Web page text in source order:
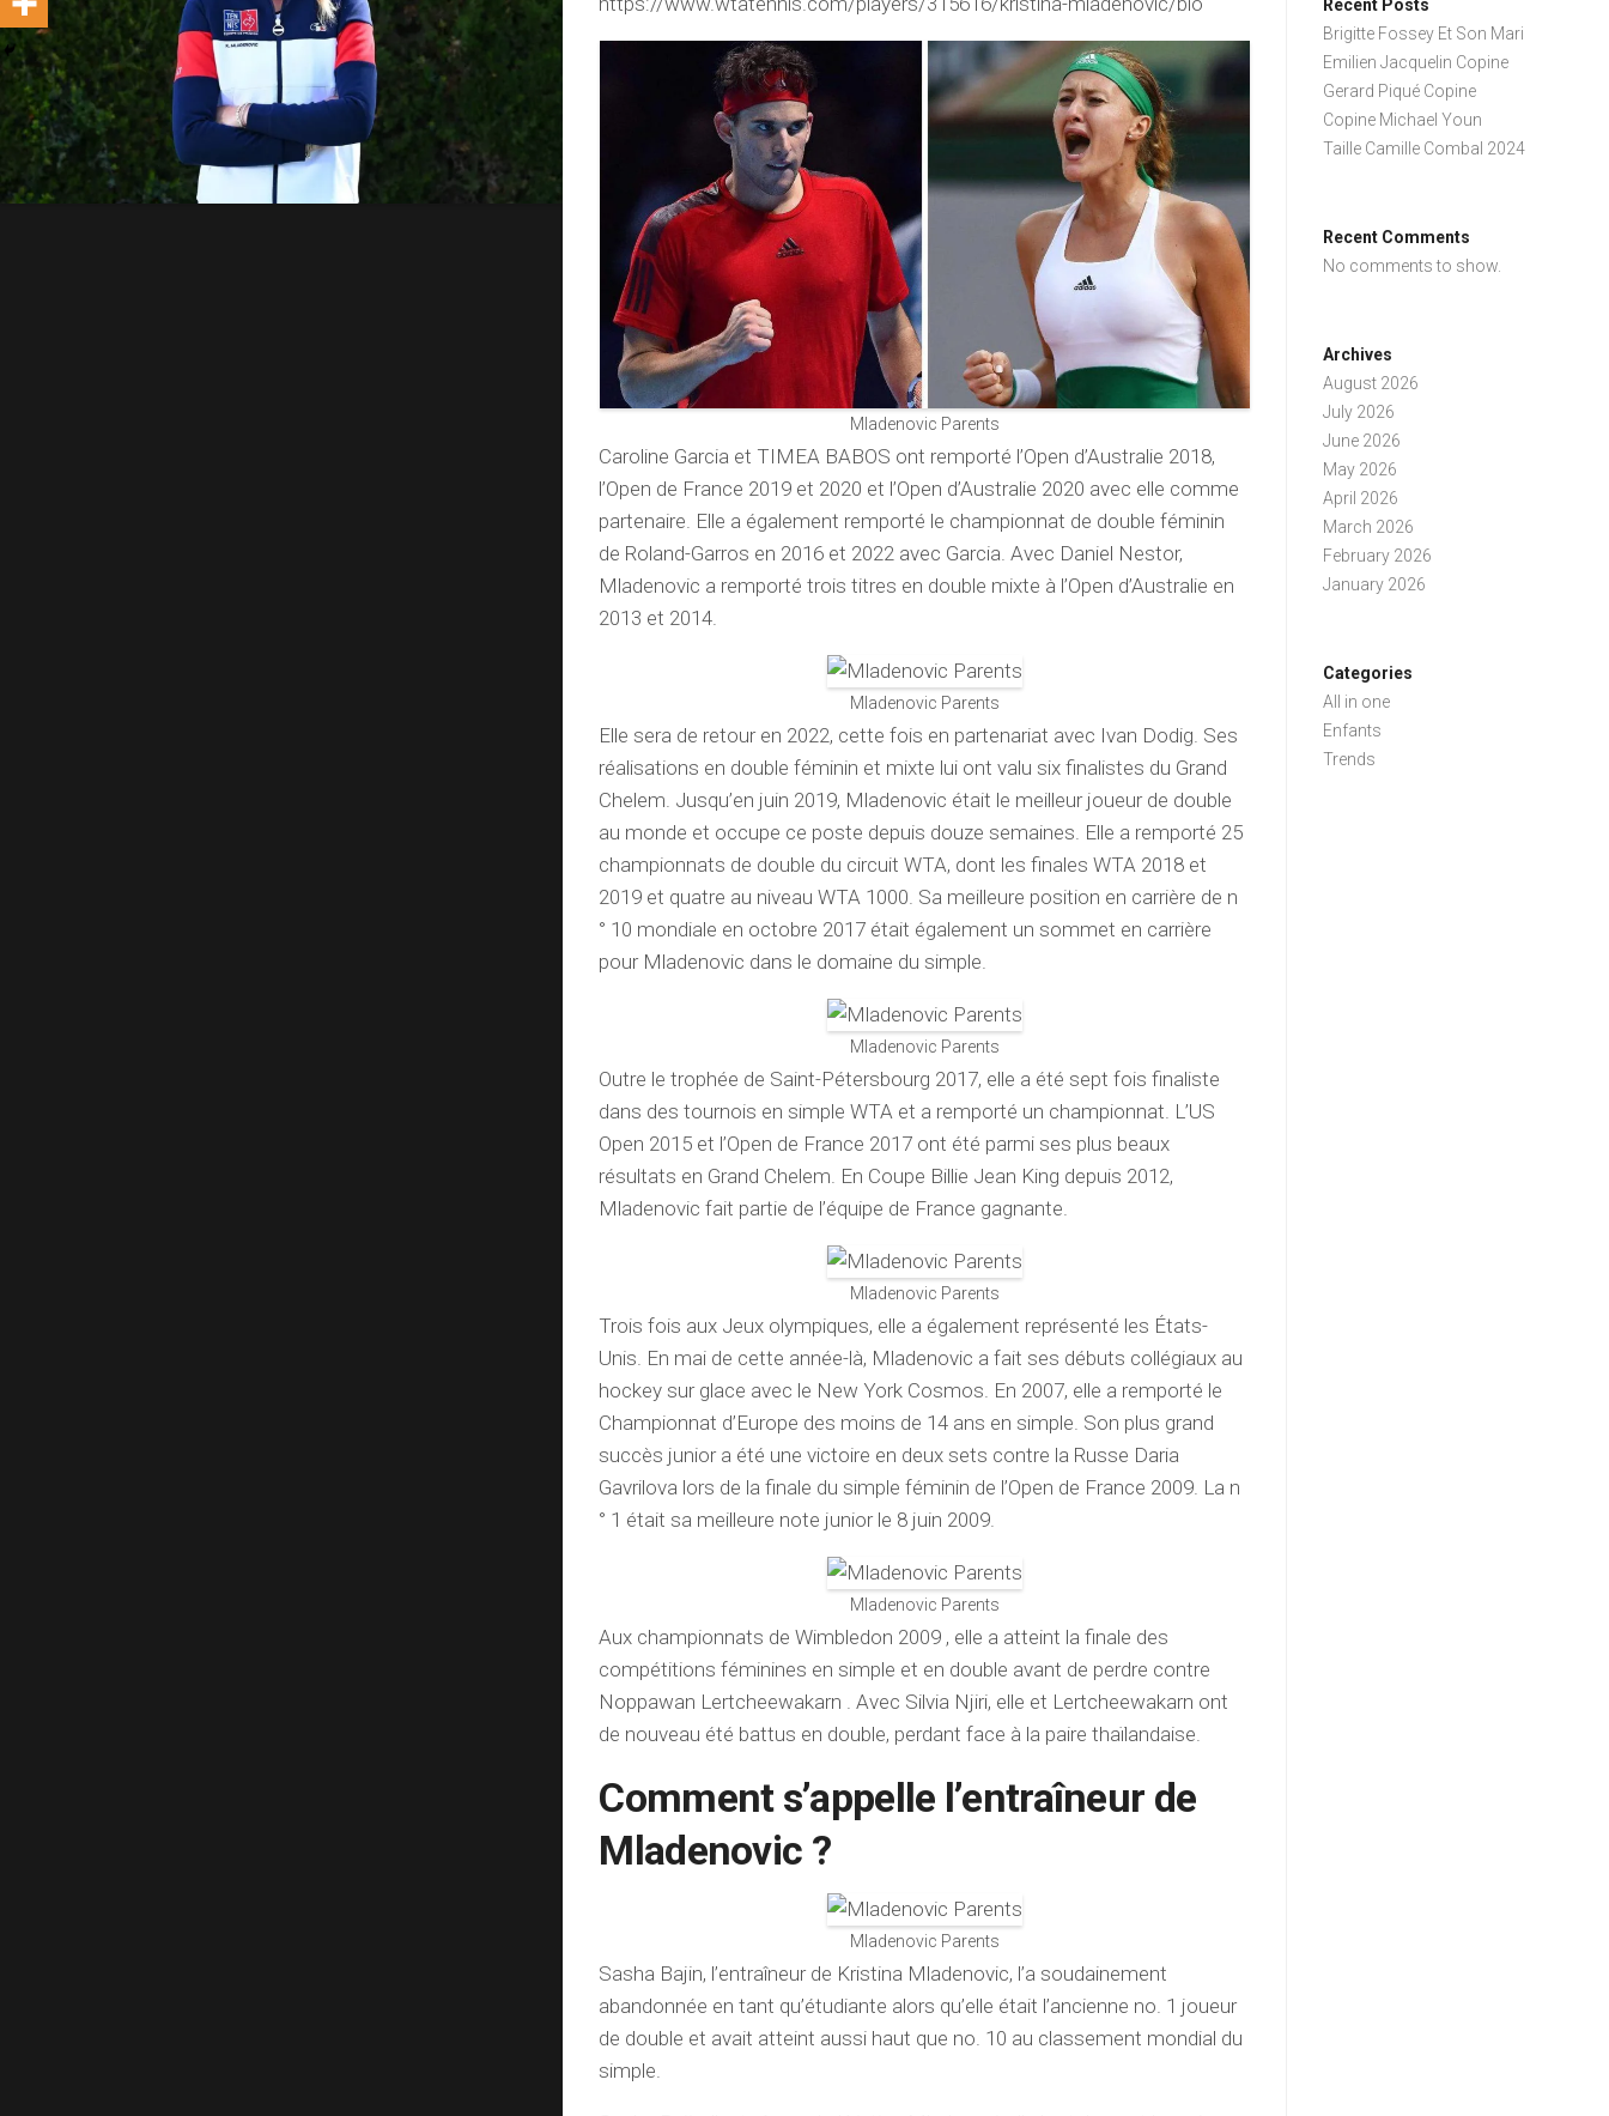
Mladenovic Parents
Caroline Garcia et TIMEA BABOS ont remporté l’Open d’Australie 2018,
l’Open de France 2019 et 2020 et l’Open d’Australie 2020 avec elle comme
partenaire. Elle a également remporté le championnat de double féminin
de Roland-Garros en 2016 et 2022 avec Garcia. Avec Daniel Nestor,
Mladenovic a remporté trois titres en double mixte à l’Open d’Australie en
2013 et 2014.
Mladenovic Parents
Elle sera de retour en 2022, cette fois en partenariat avec Ivan Dodig. Ses
réalisations en double féminin et mixte lui ont valu six finalistes du Grand
Chelem. Jusqu’en juin 2019, Mladenovic était le meilleur joueur de double
au monde et occupe ce poste depuis douze semaines. Elle a remporté 25
championnats de double du circuit WTA, dont les finales WTA 2018 et
2019 et quatre au niveau WTA 1000. Sa meilleure position en carrière de n
° 10 mondiale en octobre 2017 était également un sommet en carrière
pour Mladenovic dans le domaine du simple.
Mladenovic Parents
Outre le trophée de Saint-Pétersbourg 2017, elle a été sept fois finaliste
dans des tournois en simple WTA et a remporté un championnat. L’US
Open 2015 et l’Open de France 2017 ont été parmi ses plus beaux
résultats en Grand Chelem. En Coupe Billie Jean King depuis 2012,
Mladenovic fait partie de l’équipe de France gagnante.
Mladenovic Parents
Trois fois aux Jeux olympiques, elle a également représenté les États-
Unis. En mai de cette année-là, Mladenovic a fait ses débuts collégiaux au
hockey sur glace avec le New York Cosmos. En 2007, elle a remporté le
Championnat d’Europe des moins de 14 ans en simple. Son plus grand
succès junior a été une victoire en deux sets contre la Russe Daria
Gavrilova lors de la finale du simple féminin de l’Open de France 2009. La n
° 1 était sa meilleure note junior le 8 juin 2009.
Mladenovic Parents
Aux championnats de Wimbledon 2009 , elle a atteint la finale des
compétitions féminines en simple et en double avant de perdre contre
Noppawan Lertcheewakarn . Avec Silvia Njiri, elle et Lertcheewakarn ont
de nouveau été battus en double, perdant face à la paire thaïlandaise.
Comment s’appelle l’entraîneur de
Mladenovic ?
Mladenovic Parents
Sasha Bajin, l’entraîneur de Kristina Mladenovic, l’a soudainement
abandonnée en tant qu’étudiante alors qu’elle était l’ancienne no. 1 joueur
de double et avait atteint aussi haut que no. 10 au classement mondial du
simple.
Recent Posts
Brigitte Fossey Et Son Mari
Emilien Jacquelin Copine
Gerard Piqué Copine
Copine Michael Youn
Taille Camille Combal 2024
Recent Comments
No comments to show.
Archives
August 2026
July 2026
June 2026
May 2026
April 2026
March 2026
February 2026
January 2026
Categories
All in one
Enfants
Trends